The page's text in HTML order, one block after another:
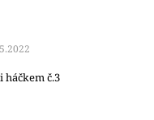
č.3